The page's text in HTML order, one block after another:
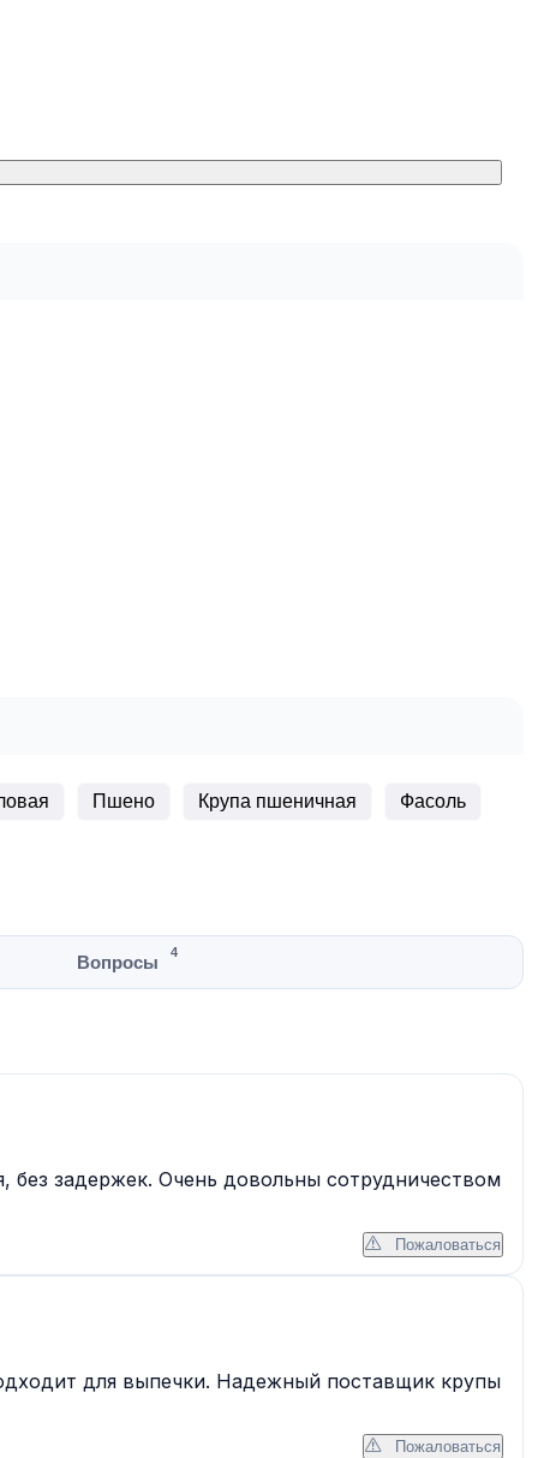
Пшено Крупа пшеничная Фасоль
Вопросы 4
без задержек. Очень довольны сотрудничеством
Пожаловаться
для выпечки. Надежный поставщик крупы
Пожаловаться